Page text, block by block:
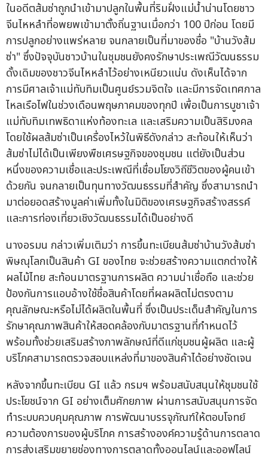
ในอดีตส้มซ่าถูกนำเข้ามาปลูกในพื้นที่ริมฝั่งแม่น้ำน่านโดยชาว
จีนไหหลำที่อพยพเข้ามาตั้งถิ่นฐานเมื่อกว่า 100 ปีก่อน โดยมี
การปลูกอย่างแพร่หลาย จนกลายเป็นที่มาของชื่อ "บ้านวังส้ม
ซ่า" ซึ่งปัจจุบันชาวบ้านในชุมชนยังคงรักษาประเพณีวัฒนธรรม
ดั้งเดิมของชาวจีนไหหลำไว้อย่างเหนียวแน่น ดังเห็นได้จาก
การมีศาลเจ้าแม่ทับทิมเป็นศูนย์รวมจิตใจ และมีการจัดเทศกาล
ไหลเรือไฟในช่วงเดือนพฤษภาคมของทุกปี เพื่อเป็นการบูชาเจ้า
แม่ทับทิมเทพธิดาแห่งท้องทะเล และเสริมความเป็นสิริมงคล
โดยใช้ผลส้มซ่าเป็นเครื่องไหว้ในพิธีดังกล่าว สะท้อนให้เห็นว่า
ส้มซ่าไม่ได้เป็นเพียงพืชเศรษฐกิจของชุมชน แต่ยังเป็นส่วน
หนึ่งของความเชื่อและประเพณีที่เชื่อมโยงวิถีชีวิตของผู้คนเข้า
ด้วยกัน จนกลายเป็นทุนทางวัฒนธรรมที่สำคัญ ซึ่งสามารถนำ
มาต่อยอดสร้างมูลค่าเพิ่มทั้งในมิติของเศรษฐกิจสร้างสรรค์
และการท่องเที่ยวเชิงวัฒนธรรมได้เป็นอย่างดี
นางอรมน กล่าวเพิ่มเติมว่า การขึ้นทะเบียนส้มซ่าบ้านวังส้มซ่า
พิษณุโลกเป็นสินค้า GI ของไทย จะช่วยสร้างความแตกต่างให้
ผลไม้ไทย สะท้อนมาตรฐานการผลิต ความน่าเชื่อถือ และช่วย
ป้องกันการแอบอ้างใช้ชื่อสินค้าโดยที่ผลผลิตไม่ตรงตาม
คุณลักษณะหรือไม่ได้ผลิตในพื้นที่ ซึ่งเป็นประเด็นสำคัญในการ
รักษาคุณภาพสินค้าให้สอดคล้องกับมาตรฐานที่กำหนดไว้
พร้อมทั้งช่วยเสริมสร้างภาพลักษณ์ที่ดีแก่ชุมชนผู้ผลิต และผู้
บริโภคสามารถตรวจสอบแหล่งที่มาของสินค้าได้อย่างชัดเจน
หลังจากขึ้นทะเบียน GI แล้ว กรมฯ พร้อมสนับสนุนให้ชุมชนใช้
ประโยชน์จาก GI อย่างเต็มศักยภาพ ผ่านการสนับสนุนการจัด
ทำระบบควบคุมคุณภาพ การพัฒนาบรรจุภัณฑ์ให้ตอบโจทย์
ความต้องการของผู้บริโภค การสร้างองค์ความรู้ด้านการตลาด
การส่งเสริมขยายช่องทางการตลาดทั้งออนไลน์และออฟไลน์